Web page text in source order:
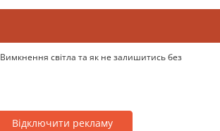
Вимкнення світла та як не залишитись без
Відключити рекламу